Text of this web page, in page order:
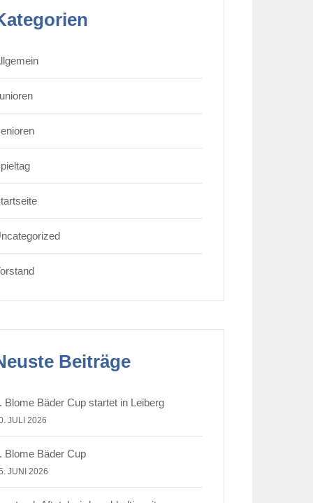
Beiträge
Blome Bäder Cup startet in Leiberg
JULI 2026
Blome Bäder Cup
JUNI 2026